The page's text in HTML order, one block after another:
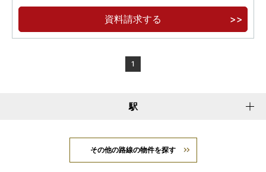
資料請求する
1
駅
その他の路線の物件を探す